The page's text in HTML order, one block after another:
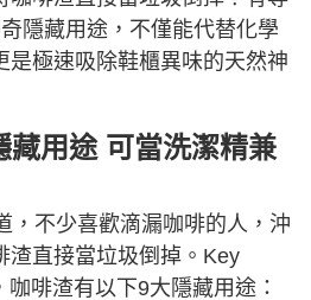
隱藏用途，不僅能代替化學
是極速吸除鞋櫃異味的天然神
藏用途 可當洗潔精兼
，不少喜歡滴漏咖啡的人，沖
渣直接當垃圾倒掉。Key
啡渣有以下9大隱藏用途：